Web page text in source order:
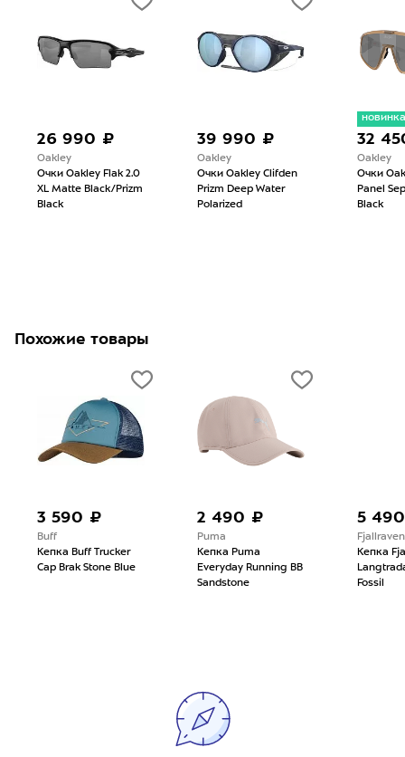
26 990 ₽
Oakley
Очки Oakley Flak 2.0
XL Matte Black/Prizm
Black
39 990 ₽
Oakley
Очки Oakley Clifden
Prizm Deep Water
Polarized
новинка
32
Oakley
Очки
Panel
Black
Похожие товары
3 590 ₽
Buff
Кепка Buff Trucker
Cap Brak Stone Blue
2 490 ₽
Puma
Кепка Puma
Everyday Running BB
Sandstone
5
Fjallraven
Кепка
Fossil